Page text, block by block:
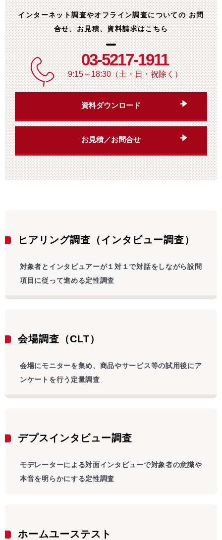
インターネット調査やオフライン調査についてのお問
合せ、お見積、資料請求はこちら
03-5217-1911
9:15～18:30（土・日・祝除く）
資料ダウンロード
お見積／お問合せ
ヒアリング調査（インタビュー調査）
対象者とインタビュアーが１対１で対話をしながら設問
項目に従って進める定性調査
会場調査（CLT）
会場にモニターを集め、商品やサービス等の試用後にア
ンケートを行う定量調査
デプスインタビュー調査
モデレーターによる対面インタビューで対象者の意識や
本音を明らかにする定性調査
ホームユーステスト